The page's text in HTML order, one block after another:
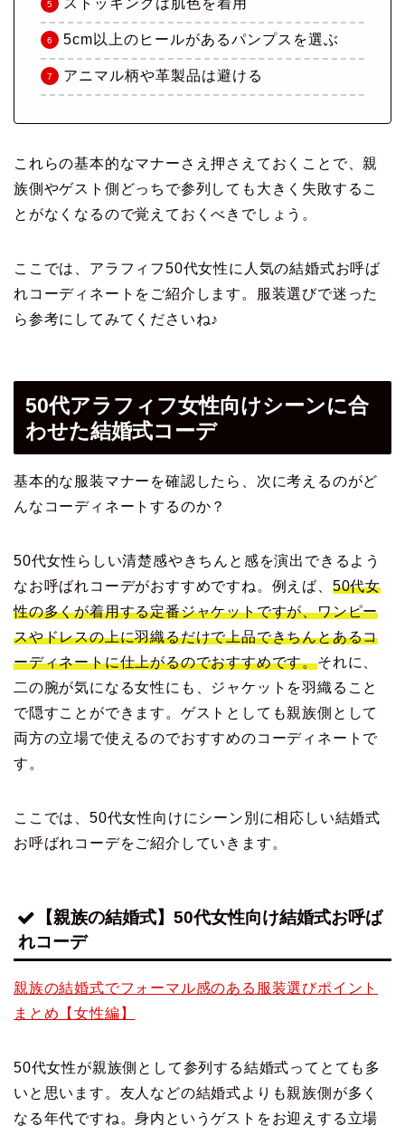
5cm以上のヒールがあるパンプスを選ぶ
アニマル柄や革製品は避ける
これらの基本的なマナーさえ押さえておくことで、親
族側やゲスト側どっちで参列しても大きく失敗するこ
とがなくなるので覚えておくべきでしょう。
ここでは、アラフィフ50代女性に人気の結婚式お呼ば
れコーディネートをご紹介します。服装選びで迷った
ら参考にしてみてくださいね♪
50代アラフィフ女性向けシーンに合
わせた結婚式コーデ
基本的な服装マナーを確認したら、次に考えるのがど
んなコーディネートするのか？
50代女性らしい清楚感やきちんと感を演出できるよう
なお呼ばれコーデがおすすめですね。例えば、 50代女
性の多くが着用する定番ジャケットですが、ワンピー
スやドレスの上に羽織るだけで上品できちんとあるコ
ーディネートに仕上がるのでおすすめです。それに、
二の腕が気になる女性にも、ジャケットを羽織ること
で隠すことができます。ゲストとしても親族側として
両方の立場で使えるのでおすすめのコーディネートで
す。
ここでは、50代女性向けにシーン別に相応しい結婚式
お呼ばれコーデをご紹介していきます。
【親族の結婚式】50代女性向け結婚式お呼ば
れコーデ
親族の結婚式でフォーマル感のある服装選びポイント
まとめ【女性編】
50代女性が親族側として参列する結婚式ってとても多
いと思います。友人などの結婚式よりも親族側が多く
なる年代ですね。身内というゲストをお迎えする立場